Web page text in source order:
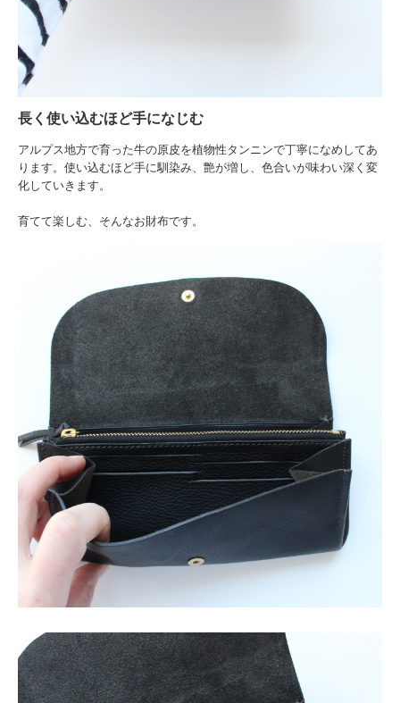
長く使い込むほど手になじむ
アルプス地方で育った牛の原皮を植物性タンニンで丁寧になめしてあ
ります。使い込むほど手に馴染み、艶が増し、色合いが味わい深く変
化していきます。
育てて楽しむ、そんなお財布です。